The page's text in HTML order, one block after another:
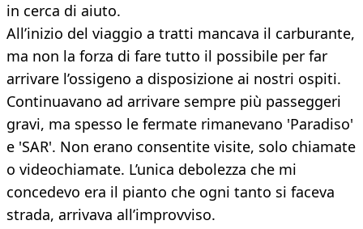
in cerca di aiuto.
All’inizio del viaggio a tratti mancava il carburante,
ma non la forza di fare tutto il possibile per far
arrivare l’ossigeno a disposizione ai nostri ospiti.
Continuavano ad arrivare sempre più passeggeri
gravi, ma spesso le fermate rimanevano 'Paradiso'
e 'SAR'. Non erano consentite visite, solo chiamate
o videochiamate. L’unica debolezza che mi
concedevo era il pianto che ogni tanto si faceva
strada, arrivava all’improvviso.